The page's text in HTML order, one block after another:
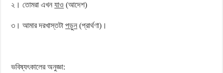
২। তোমরা এখনযাও (আদেশ)
৩। আমার দরখাস্তটাপড়ুন (প্রার্থণা)।
ভবিষ্যৎকালের অনুজ্ঞা: